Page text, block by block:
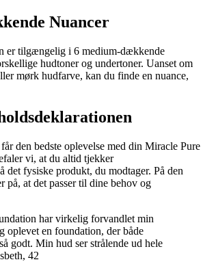
Nuancer
er tilgængelig i 6 medium-dækkende
hudtoner og undertoner. Uanset om
mørk hudfarve, kan du finde en nuance,
den bedste oplevelse med din Miracle Pure
vi, at du altid tjekker
det fysiske produkt, du modtager. På den
på, at det passer til dine behov og
har virkelig forvandlet min
oplevet en foundation, der både
godt. Min hud ser strålende ud hele
42